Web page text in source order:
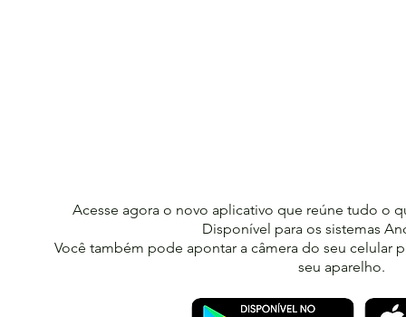
Acesse agora o novo aplicativo que reúne tudo o
Disponível para os sistemas
Você também pode apontar a câmera do seu celular
seu aparelho.